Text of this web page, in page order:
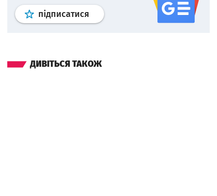
підписатися Профіль google news
ДИВІТЬСЯ ТАКОЖ